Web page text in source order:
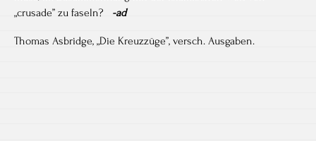
„crusade” zu faseln? -ad
Thomas Asbridge, „Die Kreuzzüge”, versch. Ausgaben.